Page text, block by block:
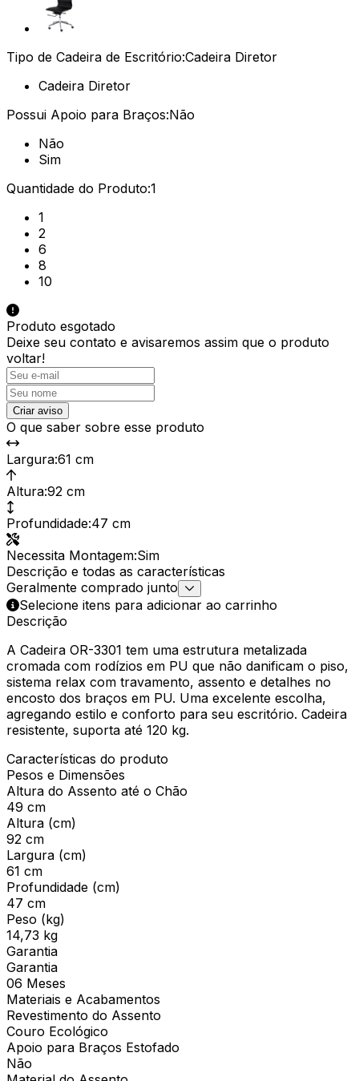
Tipo de Cadeira de Escritório:Cadeira Diretor
Cadeira Diretor
Possui Apoio para Braços:Não
Não
Sim
Quantidade do Produto:1
1
2
6
8
10
Produto esgotado
Deixe seu contato e avisaremos assim que o produto
voltar!
Criar aviso
O que saber sobre esse produto
Largura:61 cm
Altura:92 cm
Profundidade:47 cm
Necessita Montagem:Sim
Descrição e todas as características
Geralmente comprado junto
Selecione itens para adicionar ao carrinho
Descrição
A Cadeira OR-3301 tem uma estrutura metalizada
cromada com rodízios em PU que não danificam o piso,
sistema relax com travamento, assento e detalhes no
encosto dos braços em PU. Uma excelente escolha,
agregando estilo e conforto para seu escritório. Cadeira
resistente, suporta até 120 kg.
Características do produto
Pesos e Dimensões
Altura do Assento até o Chão
49 cm
Altura (cm)
92 cm
Largura (cm)
61 cm
Profundidade (cm)
47 cm
Peso (kg)
14,73 kg
Garantia
Garantia
06 Meses
Materiais e Acabamentos
Revestimento do Assento
Couro Ecológico
Apoio para Braços Estofado
Não